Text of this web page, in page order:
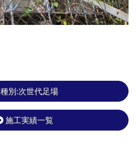
種別:次世代足場
施工実績一覧